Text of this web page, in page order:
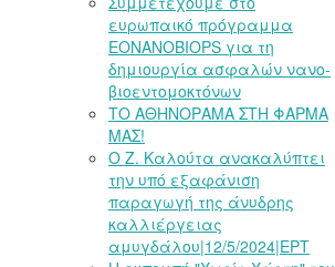
ευρωπαικό πρόγραμμα
EONANOBIOPS για τη
δημιουργία ασφαλών νανο-
βιοεντομοκτόνων
ΤΟ ΑΘΗΝΟΡΑΜΑ ΣΤΗ ΦΑΡΜΑ
ΜΑΣ!
Ο Ζ. Καλούτα ανακαλύπτει
την υπό εξαφάνιση
παραγωγή της άνυδρης
καλλιέργειας
αμυγδάλου|12/5/2024|ΕΡΤ